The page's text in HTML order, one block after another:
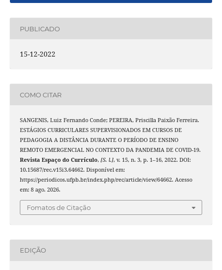
PUBLICADO
15-12-2022
COMO CITAR
SANGENIS, Luiz Fernando Conde; PEREIRA, Priscilla Paixão Ferreira.
ESTÁGIOS CURRICULARES SUPERVISIONADOS EM CURSOS DE
PEDAGOGIA A DISTÂNCIA DURANTE O PERÍODO DE ENSINO
REMOTO EMERGENCIAL NO CONTEXTO DA PANDEMIA DE COVID-19.
Revista Espaço do Currículo, [S. l.], v. 15, n. 3, p. 1–16, 2022. DOI:
10.15687/rec.v15i3.64662. Disponível em:
https://periodicos.ufpb.br/index.php/rec/article/view/64662. Acesso
em: 8 ago. 2026.
Fomatos de Citação
EDIÇÃO